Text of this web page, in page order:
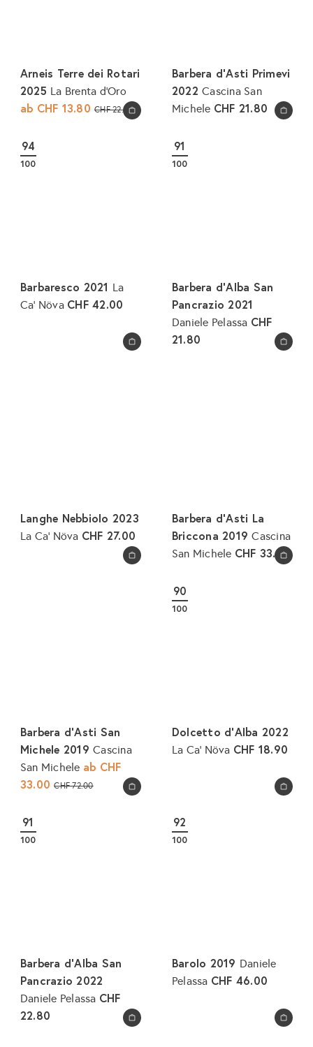
In den Warenkorb legen
Arneis Terre dei Rotari
2025 La Brenta d'Oro
ab CHF 13.80N
i
s
CHF 22.80 In den Warenkorb legen
Barbera d'Asti Primevi
2022Cascina San
Michele CHF 21.80
In den Warenkorb legen
94
100
Barbaresco 2021 La
Ca' Növa CHF 42.00
In den Warenkorb legen
91
100
Barbera d'Alba San
Pancrazio 2021
Daniele Pelassa CHF
21.80
In den Warenkorb legen
Langhe Nebbiolo 2023
La Ca' Növa CHF 27.00
In den Warenkorb legen
Barbera d'Asti La
Briccona 2019Cascina
San Michele CHF 33.00
In den Warenkorb legen
Barbera d'Asti San
Michele 2019Cascina
San Michele ab CHF
33.00N
i
s
CHF 72.00 In den Warenkorb legen
90
100
Dolcetto d'Alba 2022
La Ca' Növa CHF 18.90
In den Warenkorb legen
91
100
Barbera d'Alba San
Pancrazio 2022
Daniele Pelassa CHF
22.80
In den Warenkorb legen
92
100
Barolo 2019 Daniele
Pelassa CHF 46.00